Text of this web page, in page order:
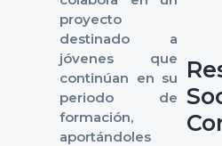
proyecto
destinado a
jóvenes que
continúan en su
periodo de
formación,
aportándoles